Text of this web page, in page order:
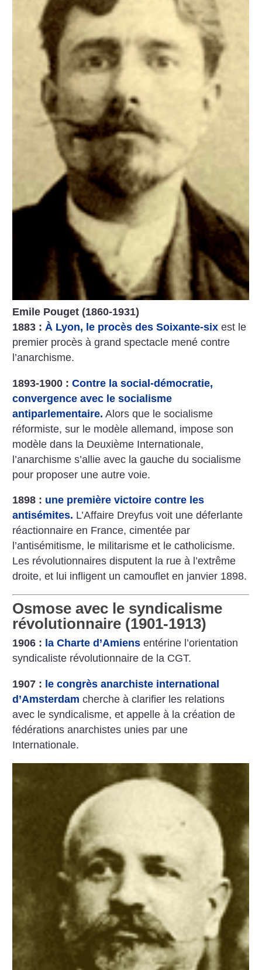
Emile Pouget (1860-1931)
1883 : À Lyon, le procès des Soixante-six est le
premier procès à grand spectacle mené contre
l’anarchisme.
1893-1900 :Contre la social-démocratie,
convergence avec le socialisme
antiparlementaire. Alors que le socialisme
réformiste, sur le modèle allemand, impose son
modèle dans la Deuxième Internationale,
l’anarchisme s’allie avec la gauche du socialisme
pour proposer une autre voie.
1898 : une première victoire contre les
antisémites. L’Affaire Dreyfus voit une déferlante
réactionnaire en France, cimentée par
l’antisémitisme, le militarisme et le catholicisme.
Les révolutionnaires disputent la rue à l’extrême
droite, et lui infligent un camouflet en janvier 1898.
Osmose avec le syndicalisme
révolutionnaire (1901-1913)
1906 : la Charte d’Amiens entérine l’orientation
syndicaliste révolutionnaire de la CGT.
1907 : le congrès anarchiste international
d’Amsterdam cherche à clarifier les relations
avec le syndicalisme, et appelle à la création de
fédérations anarchistes unies par une
Internationale.